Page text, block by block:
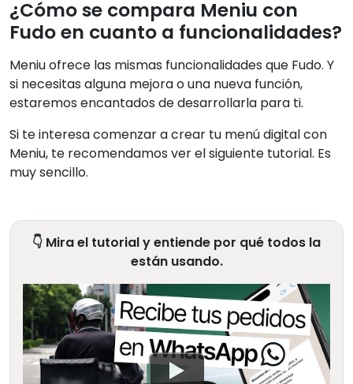
¿Cómo se compara Meniu con
Fudo en cuanto a funcionalidades?
Meniu ofrece las mismas funcionalidades que Fudo. Y
si necesitas alguna mejora o una nueva función,
estaremos encantados de desarrollarla para ti.
Si te interesa comenzar a crear tu menú digital con
Meniu, te recomendamos ver el siguiente tutorial. Es
muy sencillo.
👇 Mira el tutorial y entiende por qué todos la
están usando.